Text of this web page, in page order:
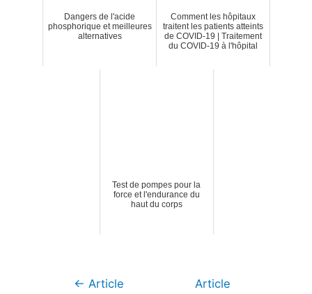
Dangers de l'acide
phosphorique et meilleures
alternatives
Comment les hôpitaux
traitent les patients atteints
de COVID-19 | Traitement
du COVID-19 à l'hôpital
Test de pompes pour la
force et l'endurance du
haut du corps
Navigation
← Article
Article